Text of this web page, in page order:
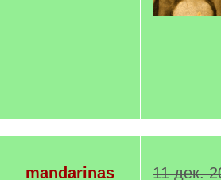
mandarinas 11 дек.